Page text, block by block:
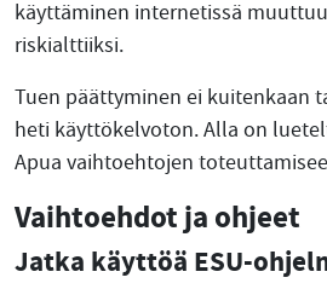
käyttäminen internetissä
riskialttiiksi.
Tuen päättyminen ei kuitenkaan
heti käyttökelvoton. Alla on
Apua vaihtoehtojen
Vaihtoehdot ja ohjeet
Jatka käyttöä ESU-